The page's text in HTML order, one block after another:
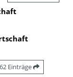
Einträge